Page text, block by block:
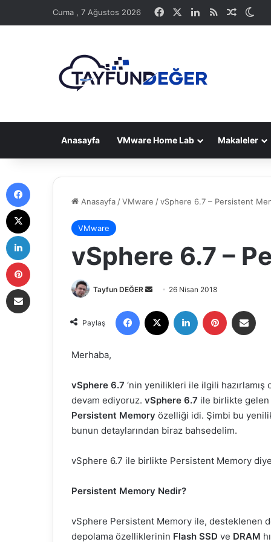
Cuma , 7 Ağustos 2026 Facebook LinkedIn
RSS
Anasayfa VMware Home Lab Makaleler
Anasayfa /VMware /vSphere 6.7 – Persistent
VMware
vSphere 6.7 –
Tayfun DEĞER
r
e
s
t
a
g
n
e
m
e
26 Nisan 2018
Paylaş
Merhaba,
vSphere 6.7 ‘nin yenilikleri ile ilgili
devam ediyoruz. vSphere 6.7 ile birlikte
Persistent Memory özelliği idi. Şimbi bu
bunun detaylarından biraz bahsedelim.
vSphere 6.7 ile birlikte Persistent Memory
Persistent Memory Nedir?
vSphere Persistent Memory ile, desteklenen
depolama özelliklerinin Flash SSD ve DRAM
Facebook